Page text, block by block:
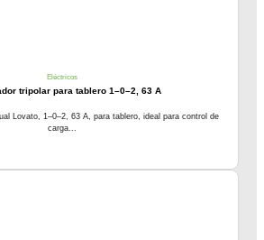
Eléctricos
tripolar para tablero 1–0–2, 63 A
Lovato, 1–0–2, 63 A, para tablero, ideal para control de
carga...